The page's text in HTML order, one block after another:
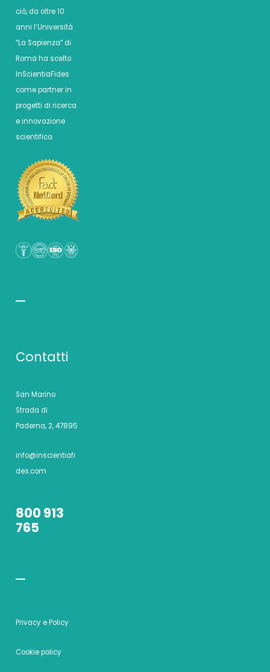
ciò, da oltre 10
anni l’Università
“La Sapienza” di
Roma ha scelto
InScientiaFides
come partner in
progetti di ricerca
e innovazione
scientifica.
Contatti
San Marino
Strada di
Paderna, 2, 47895
info@inscientiafi
des.com
800 913
765
Privacy e Policy
Cookie policy